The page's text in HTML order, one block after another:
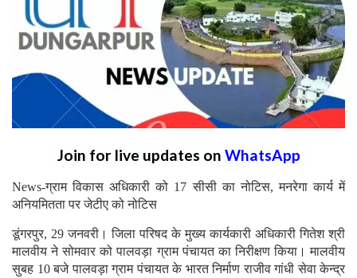
Join for live updates on WhatsApp
News-ग्राम विकास अधिकारी को 17 सीसी का नोटिस, मनरेगा कार्य में
अनियमितता पर जेटीए को नोटिस
डूंगरपुर, 29 जनवरी। जिला परिषद के मुख्य कार्यकारी अधिकारी गितेश श्री
मालवीय ने सोमवार को पालवड़ा ग्राम पंचायत का निरीक्षण किया। मालवीय
सुबह 10 बजे पालवड़ा ग्राम पंचायत के भारत निर्माण राजीव गांधी सेवा केन्द्र